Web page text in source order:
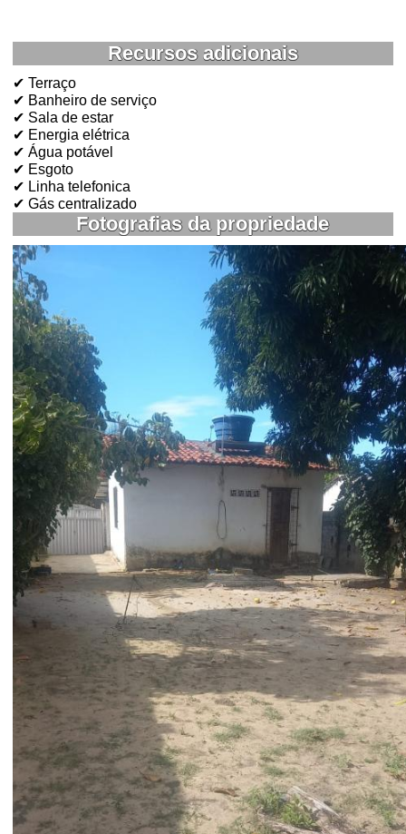
Recursos adicionais
✔ Terraço
✔ Banheiro de serviço
✔ Sala de estar
✔ Energia elétrica
✔ Água potável
✔ Esgoto
✔ Linha telefonica
✔ Gás centralizado
Fotografias da propriedade